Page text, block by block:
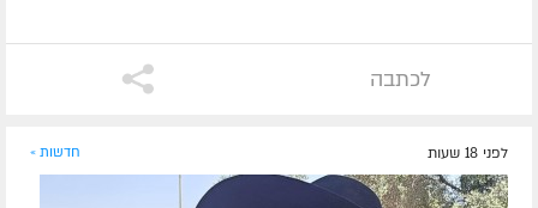
לכתבה
לפני 18 שעות חדשות »